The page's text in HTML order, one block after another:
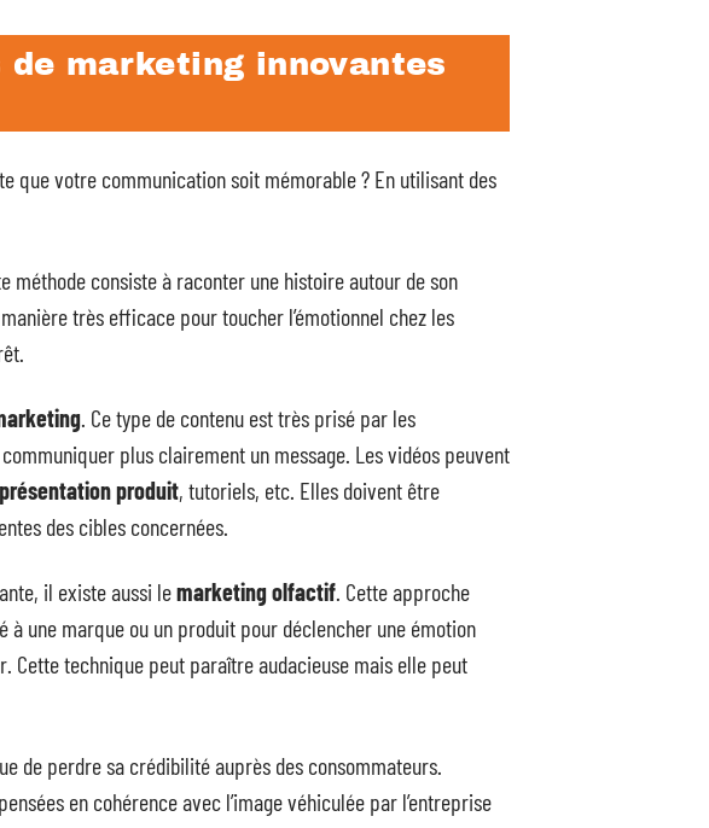
marketing innovantes
que votre communication soit mémorable ? En utilisant des
méthode consiste à raconter une histoire autour de son
très efficace pour toucher l’émotionnel chez les
. Ce type de contenu est très prisé par les
plus clairement un message. Les vidéos peuvent
présentation produit, tutoriels, etc. Elles doivent être
des cibles concernées.
il existe aussi lemarketing olfactif. Cette approche
à une marque ou un produit pour déclencher une émotion
Cette technique peut paraître audacieuse mais elle peut
de perdre sa crédibilité auprès des consommateurs.
en cohérence avec l’image véhiculée par l’entreprise